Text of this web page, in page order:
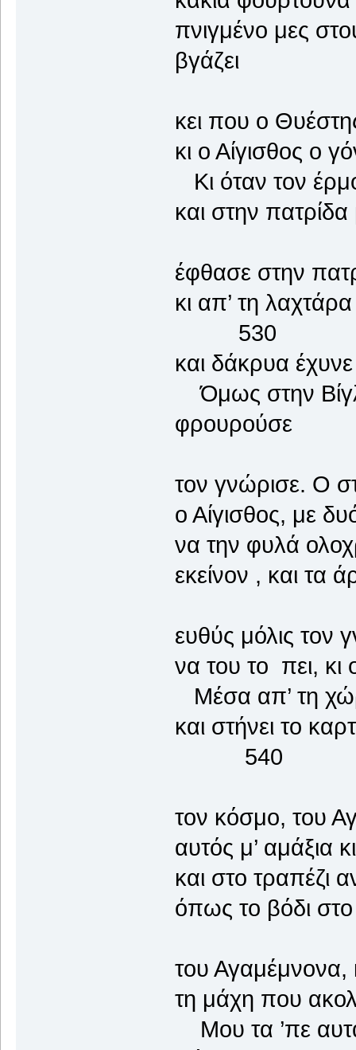
πνιγμένο μες
βγάζει
κει που ο
κι ο Αίγισθος ο
Κι όταν τον
και στην
έφθασε στην
κι απ’ τη
530
και δάκρυα
Όμως στην
φρουρούσε
τον γνώρισε. Ο
ο Αίγισθος, με
να την φυλά
εκείνον , και τα
ευθύς μόλις τον
να του το πει, κι
Μέσα απ’ τη
και στήνει το
540
τον κόσμο, του
αυτός μ’ αμάξια
και στο τραπέζι
όπως το βόδι στο
του Αγαμέμνονα,
τη μάχη που
Μου τα ’πε